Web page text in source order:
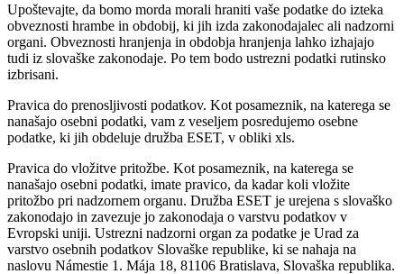
Upoštevajte, da bomo morda morali hraniti vaše podatke do izteka
obveznosti hrambe in obdobij, ki jih izda zakonodajalec ali nadzorni
organi. Obveznosti hranjenja in obdobja hranjenja lahko izhajajo
tudi iz slovaške zakonodaje. Po tem bodo ustrezni podatki rutinsko
izbrisani.
Pravica do prenosljivosti podatkov. Kot posameznik, na katerega se
nanašajo osebni podatki, vam z veseljem posredujemo osebne
podatke, ki jih obdeluje družba ESET, v obliki xls.
Pravica do vložitve pritožbe. Kot posameznik, na katerega se
nanašajo osebni podatki, imate pravico, da kadar koli vložite
pritožbo pri nadzornem organu. Družba ESET je urejena s slovaško
zakonodajo in zavezuje jo zakonodaja o varstvu podatkov v
Evropski uniji. Ustrezni nadzorni organ za podatke je Urad za
varstvo osebnih podatkov Slovaške republike, ki se nahaja na
naslovu Námestie 1. Mája 18, 81106 Bratislava, Slovaška republika.